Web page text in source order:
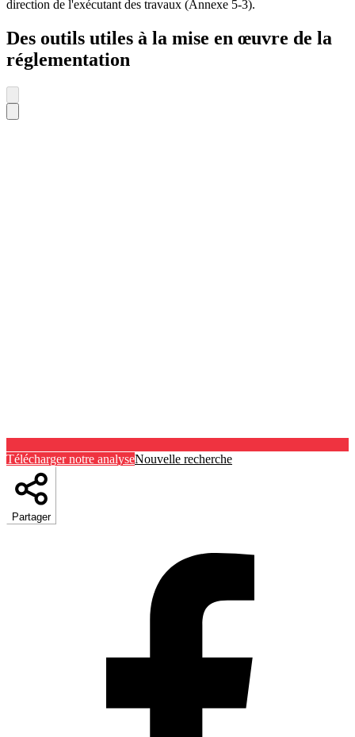
direction de l'exécutant des travaux (Annexe 5-3).
Des outils utiles à la mise en œuvre de la
réglementation
Télécharger notre analyseNouvelle recherche
Partager